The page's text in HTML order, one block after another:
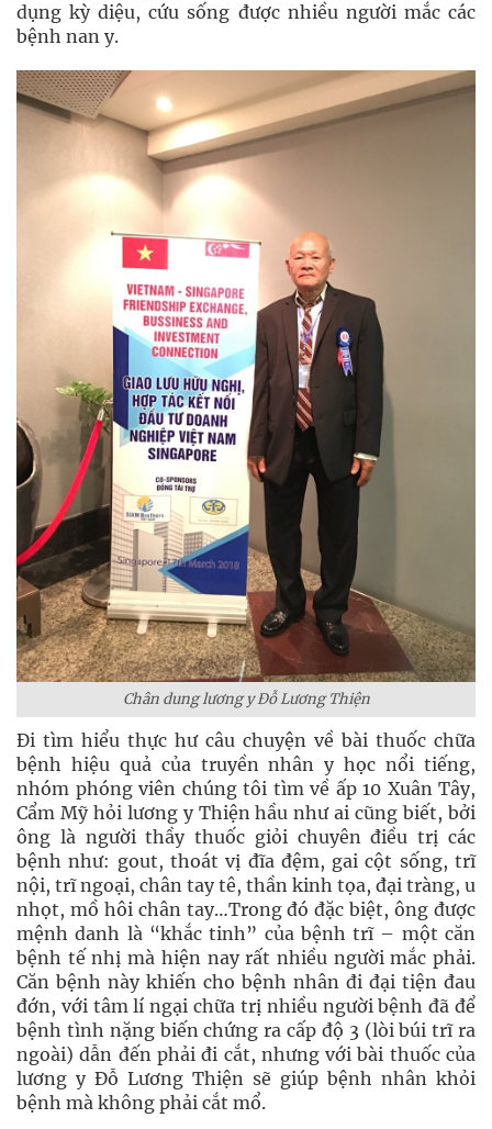
dụng kỳ diệu, cứu sống được nhiều người mắc các
bệnh nan y.
Chân dung lương y Đỗ Lương Thiện
Đi tìm hiểu thực hư câu chuyện về bài thuốc chữa
bệnh hiệu quả của truyền nhân y học nổi tiếng,
nhóm phóng viên chúng tôi tìm về ấp 10 Xuân Tây,
Cẩm Mỹ hỏi lương y Thiện hầu như ai cũng biết, bởi
ông là người thầy thuốc giỏi chuyên điều trị các
bệnh như: gout, thoát vị đĩa đệm, gai cột sống, trĩ
nội, trĩ ngoại, chân tay tê, thần kinh tọa, đại tràng, u
nhọt, mồ hôi chân tay…Trong đó đặc biệt, ông được
mệnh danh là “khắc tinh” của bệnh trĩ – một căn
bệnh tế nhị mà hiện nay rất nhiều người mắc phải.
Căn bệnh này khiến cho bệnh nhân đi đại tiện đau
đớn, với tâm lí ngại chữa trị nhiều người bệnh đã để
bệnh tình nặng biến chứng ra cấp độ 3 (lòi búi trĩ ra
ngoài) dẫn đến phải đi cắt, nhưng với bài thuốc của
lương y Đỗ Lương Thiện sẽ giúp bệnh nhân khỏi
bệnh mà không phải cắt mổ.